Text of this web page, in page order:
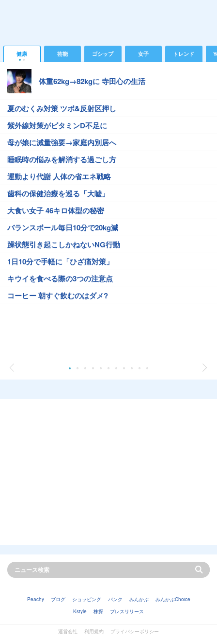
健康 芸能 ゴシップ 女子 トレンド
体重62kg→82kgに 寺田心の生活
夏のむくみ対策 ツボ&反射区押し
紫外線対策がビタミンD不足に
母が娘に減量強要→家庭内別居へ
睡眠時の悩みを解消する過ごし方
運動より代謝 人体の省エネ戦略
歯科の保健治療を巡る「大嘘」
大食い女子 46キロ体型の秘密
バランスボール毎日10分で20kg減
躁状態引き起こしかねないNG行動
1日10分で手軽に「ひざ痛対策」
キウイを食べる際の3つの注意点
コーヒー 朝すぐ飲むのはダメ?
Peachy ブログ ショッピング バンク みんかぶ
みんかぶChoice
Kstyle
株探 プレスリリース
運営会社 利用規約 プライバシーポリシー